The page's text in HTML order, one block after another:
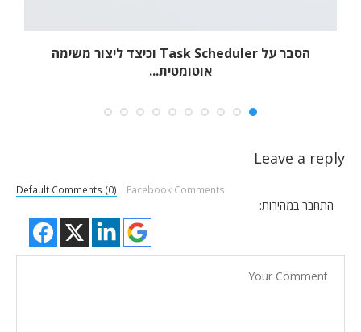
הסבר על Task Scheduler וכיצד ליצור משימה
אוטומטית...
Leave a reply
Default Comments (0) Facebook Comments
התחבר במהירות: